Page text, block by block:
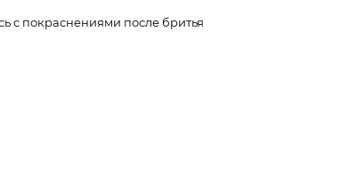
с покраснениями после бритья